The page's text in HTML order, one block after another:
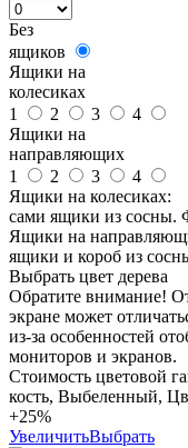
Без
ящиков
Ящики на
колесиках
1
2 3
4
Ящики на
направляющих
1
2 3
4
Ящики на колесиках:
сами ящики из сосны.
Ящики на
ящики и короб из
Выбрать цвет дерева
Обратите внимание!
экране может
из-за особенностей
мониторов и экранов.
Стоимость цветовой
кость, Выбеленный,
+25%
УвеличитьВыбрать